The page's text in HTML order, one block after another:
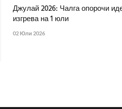
Джулай 2026: Чалга опорочи
изгрева на 1 юли
02 Юли 2026